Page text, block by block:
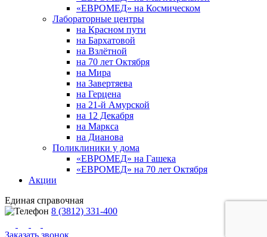
«ЕВРОМЕД» на Космическом
Лабораторные центры
на Красном пути
на Бархатовой
на Взлётной
на 70 лет Октября
на Мира
на Завертяева
на Герцена
на 21-й Амурской
на 12 Декабря
на Маркса
на Дианова
Поликлиники у дома
«ЕВРОМЕД» на Гашека
«ЕВРОМЕД» на 70 лет Октября
Акции
Единая справочная
8 (3812) 331-400
Заказать звонок